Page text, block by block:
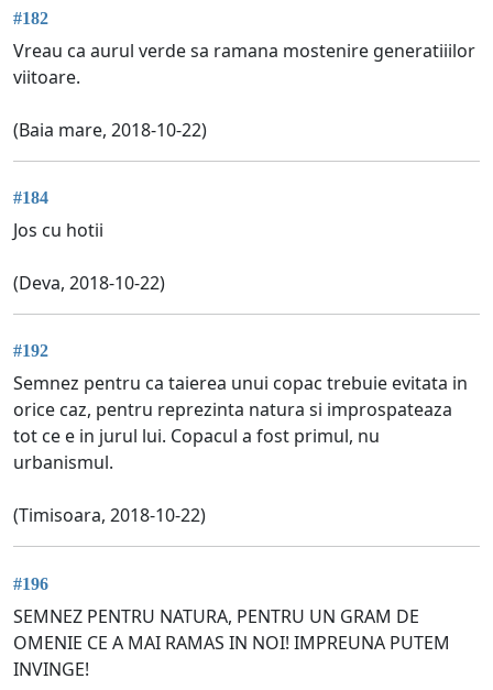
#182
Vreau ca aurul verde sa ramana mostenire generatiiilor
viitoare.
(Baia mare, 2018-10-22)
#184
Jos cu hotii
(Deva, 2018-10-22)
#192
Semnez pentru ca taierea unui copac trebuie evitata in
orice caz, pentru reprezinta natura si improspateaza
tot ce e in jurul lui. Copacul a fost primul, nu
urbanismul.
(Timisoara, 2018-10-22)
#196
SEMNEZ PENTRU NATURA, PENTRU UN GRAM DE
OMENIE CE A MAI RAMAS IN NOI! IMPREUNA PUTEM
INVINGE!